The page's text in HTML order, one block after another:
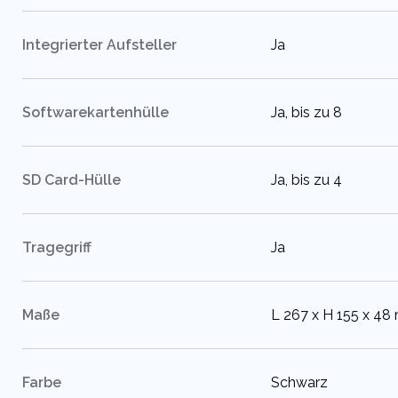
Integrierter Aufsteller :Ja
Softwarekartenhülle :Ja, bis zu 8
SD Card-Hülle :Ja, bis zu 4
Tragegriff :Ja
Maße :L 267 x H 155 x 48
Farbe :Schwarz